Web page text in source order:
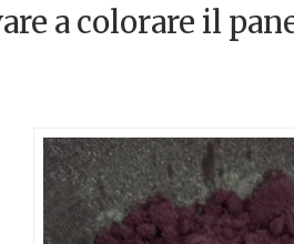
a colorare il